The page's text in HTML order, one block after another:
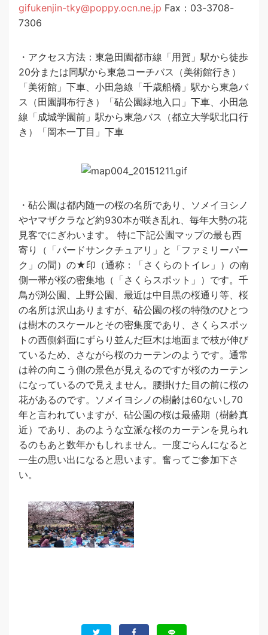
gifukenjin-tky@poppy.ocn.ne.jp Fax：03-3708-
7306
・アクセス方法：東急田園都市線「用賀」駅から徒歩
20分または同駅から東急コーチバス（美術館行き）
「美術館」下車、小田急線「千歳船橋」駅から東急バ
ス（田園調布行き）「砧公園緑地入口」下車、小田急
線「成城学園前」駅から東急バス（都立大学駅北口行
き）「岡本一丁目」下車
・砧公園は都内随一の桜の名所であり、ソメイヨシノ
やヤマザクラなど約930本が咲き乱れ、毎年大勢の花
見客でにぎわいます。 特に下記公園マップの最も西
寄り（「バードサンクチュアリ」と「ファミリーパー
ク」の間）の★印（通称：「さくらのトイレ」）の南
側一帯が桜の密集地（「さくらスポット」）です。千
鳥が渕公園、上野公園、最近は中目黒の桜通り等、桜
の名所は沢山ありますが、砧公園の桜の特徴のひとつ
は樹木のスケールとその密集度であり、さくらスポッ
トの西側斜面にずらり並んだ巨木は地面まで枝が伸び
ているため、さながら桜のカーテンのようです。通常
は幹の向こう側の景色が見えるのですが桜のカーテン
になっているので見えません。腰掛けた目の前に桜の
花があるのです。ソメイヨシノの樹齢は60ないし70
年と言われていますが、砧公園の桜は最盛期（樹齢真
近）であり、あのような立派な桜のカーテンを見られ
るのもあと数年かもしれません。一度ごらんになると
一生の思い出になると思います。奮ってご参加下さ
い。